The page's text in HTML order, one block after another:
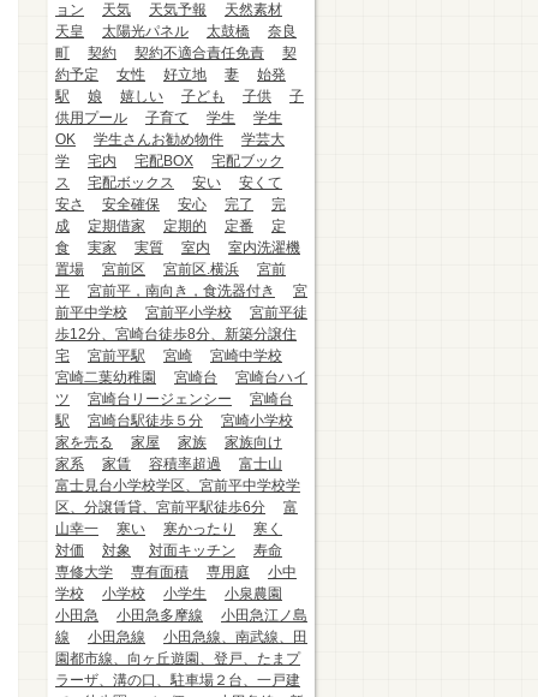
ョン
天気 天気予報
天然素材
天皇
太陽光パネル 太鼓橋
奈良
町
契約 契約不適合責任免責
契
約予定
女性 好立地 妻
始発
駅
娘 嬉しい 子ども 子供
子
供用プール
子育て 学生
学生
OK
学生さんお勧め物件
学芸大
学
宅内 宅配BOX
宅配ブック
ス
宅配ボックス 安い
安くて
安さ
安全確保 安心 完了
完
成
定期借家 定期的 定番
定
食
実家 実質 室内
室内洗濯機
置場
宮前区 宮前区.横浜
宮前
平
宮前平，南向き，食洗器付き
宮
前平中学校
宮前平小学校
宮前平徒
歩12分、宮崎台徒歩8分、新築分譲住
宅
宮前平駅 宮崎
宮崎中学校
宮崎二葉幼稚園
宮崎台
宮崎台ハイ
ツ
宮崎台リージェンシー
宮崎台
駅
宮崎台駅徒歩５分
宮崎小学校
家を売る
家屋 家族
家族向け
家系
家賃 容積率超過
富士山
富士見台小学校学区、宮前平中学校学
区、分譲賃貸、宮前平駅徒歩6分
富
山幸一
寒い 寒かったり
寒く
対価
対象 対面キッチン
寿命
専修大学
専有面積 専用庭
小中
学校
小学校 小学生
小泉農園
小田急
小田急多摩線
小田急江ノ島
線
小田急線
小田急線、南武線、田
園都市線、向ヶ丘遊園、登戸、たまプ
ラーザ、溝の口、駐車場２台、一戸建